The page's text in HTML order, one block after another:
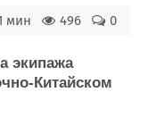
0
496
мин
экипажа
Китайском